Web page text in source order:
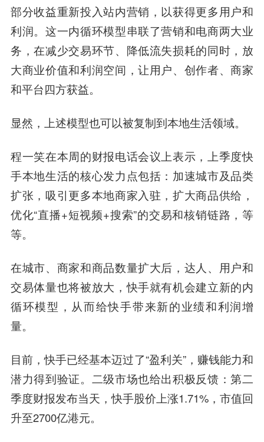
部分收益重新投入站内营销，以获得更多用户和
利润。这一内循环模型串联了营销和电商两大业
务，在减少交易环节、降低流失损耗的同时，放
大商业价值和利润空间，让用户、创作者、商家
和平台四方获益。
显然， 上述模型也可以被复制到本地生活领域。
程一笑在本周的财报电话会议上表示，上季度快
手本地生活的核心发力点包括：加速城市及品类
扩张，吸引更多本地商家入驻，扩大商品供给，
优化“直播+短视频+搜索”的交易和核销链路，等
等。
在城市、商家和商品数量扩大后，达人、用户和
交易体量也将被放大，快手就有机会建立新的内
循环模型，从而给快手带来新的业绩和利润增
量。
目前，快手已经基本迈过了“盈利关”，赚钱能力和
潜力得到验证。二级市场也给出积极反馈：第二
季度财报发布当天，快手股价上涨1.71%，市值回
升至2700亿港元。